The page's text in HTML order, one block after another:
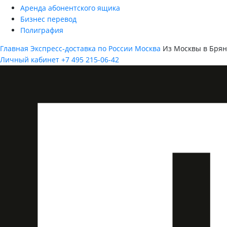
Аренда абонентского ящика
Бизнес перевод
Полиграфия
Главная Экспресс-доставка по России Москва Из Москвы в
Личный кабинет +7 495 215-06-42